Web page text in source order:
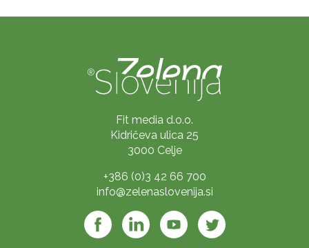
Fit media d.o.o.
Kidričeva ulica 25
3000 Celje
+386 (0)3 42 66 700
info@zelenaslovenija.si